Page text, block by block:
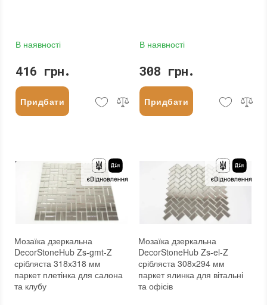
В наявності
416 грн.
Придбати
В наявності
308 грн.
Придбати
Мозаїка дзеркальна
DecorStoneHub Zs-gmt-Z
срібляста 318х318 мм
паркет плетінка для салона
та клубу
Мозаїка дзеркальна
DecorStoneHub Zs-el-Z
срібляста 308х294 мм
паркет ялинка для вітальні
та офісів